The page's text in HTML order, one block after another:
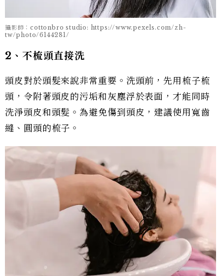
攝影師：cottonbro studio: https://www.pexels.com/zh-
tw/photo/6144281/
2、不梳頭直接洗
頭皮對於頭髮來說非常重要。洗頭前，先用梳子梳
頭，令附著頭皮的污垢和灰塵浮於表面，才能同時
洗淨頭皮和頭髮。為避免傷到頭皮，建議使用寬齒
縫、圓頭的梳子。